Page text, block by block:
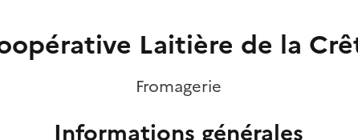
Laitière de la
Fromagerie
Informations générales